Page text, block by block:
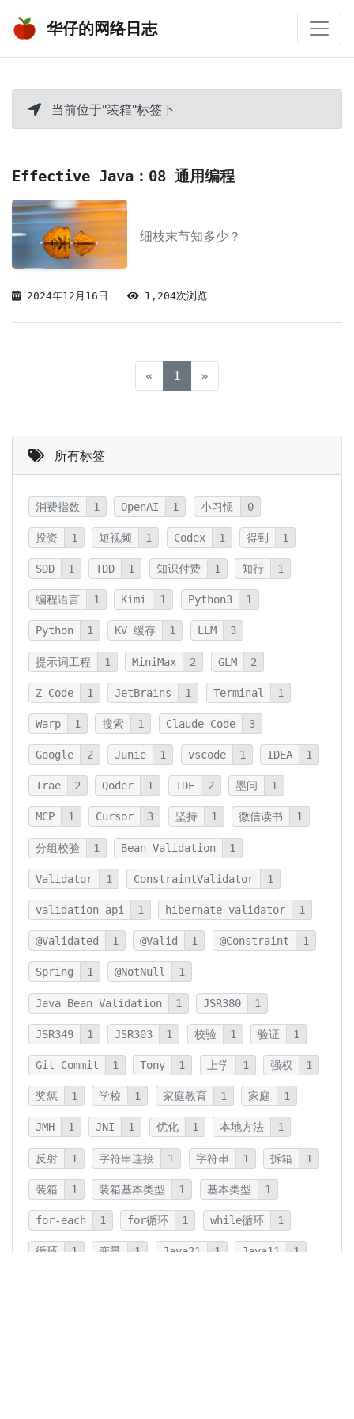
华仔的网络日志
当前位于"装箱"标签下
Effective Java：08 通用编程
细枝末节知多少？
2024年12月16日 1,204次浏览
« 1 (current)
»
所有标签
消费指数 1 OpenAI 1 小习惯 0
投资 1 短视频 1 Codex 1 得到 1
SDD 1 TDD 1 知识付费 1 知行 1
编程语言 1 Kimi 1 Python3 1
Python 1 KV 缓存 1 LLM 3
提示词工程 1 MiniMax 2 GLM 2
Z Code 1 JetBrains 1 Terminal 1
Warp 1 搜索 1 Claude Code 3
Google 2 Junie 1 vscode 1 IDEA 1
Trae 2 Qoder 1 IDE 2 墨问 1
MCP 1 Cursor 3 坚持 1 微信读书 1
分组校验 1 Bean Validation 1
Validator 1 ConstraintValidator 1
validation-api 1 hibernate-validator 1
@Validated 1 @Valid 1 @Constraint 1
Spring 1 @NotNull 1
Java Bean Validation 1 JSR380 1
JSR349 1 JSR303 1 校验 1 验证 1
Git Commit 1 Tony 1 上学 1 强权 1
奖惩 1 学校 1 家庭教育 1 家庭 1
JMH 1 JNI 1 优化 1 本地方法 1
反射 1 字符串连接 1 字符串 1 拆箱 1
装箱 1 装箱基本类型 1 基本类型 1
for-each 1 for循环 1 while循环 1
循环 1 变量 1 Java21 1 Java11 1